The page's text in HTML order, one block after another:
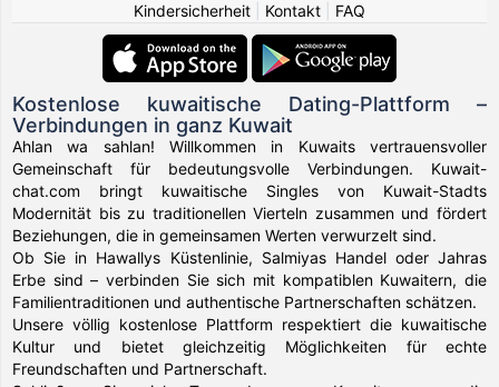
Kindersicherheit
Kontakt FAQ
Kostenlose kuwaitische Dating-Plattform –
Verbindungen in ganz Kuwait
Ahlan wa sahlan! Willkommen in Kuwaits vertrauensvoller
Gemeinschaft für bedeutungsvolle Verbindungen. Kuwait-
chat.com bringt kuwaitische Singles von Kuwait-Stadts
Modernität bis zu traditionellen Vierteln zusammen und fördert
Beziehungen, die in gemeinsamen Werten verwurzelt sind.
Ob Sie in Hawallys Küstenlinie, Salmiyas Handel oder Jahras
Erbe sind – verbinden Sie sich mit kompatiblen Kuwaitern, die
Familientraditionen und authentische Partnerschaften schätzen.
Unsere völlig kostenlose Plattform respektiert die kuwaitische
Kultur und bietet gleichzeitig Möglichkeiten für echte
Freundschaften und Partnerschaft.